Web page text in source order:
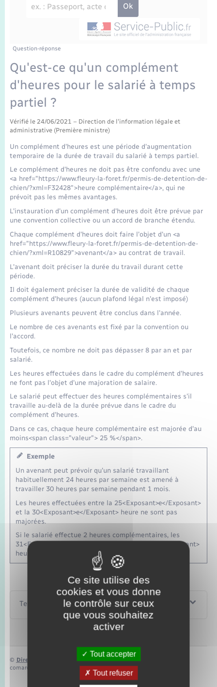
Etat-civil - Papiers - Citoyenneté
Parrainage civil
Recensement
Concessions funéraires
Nouvel habitant
Numérique
Organisation d’événement
Sécurité - Prévention
Seniors
Transports
Transports scolaires
Voirie et espace public
Travaux - Autorisation d’occupation de l’espace
Plan interactif
La Communauté de communes
Question-réponse
Qu'est-ce qu'un complément
d'heures pour le salarié à temps
partiel ?
Vérifié le 24/06/2021 – Direction de l'information légale et
administrative (Première ministre)
Un complément d'heures est une période d'augmentation
temporaire de la durée de travail du salarié à temps partiel.
Le complément d'heures ne doit pas être confondu avec une
<a href="https://www.fleury-la-foret.fr/permis-de-detention-de-
chien/?xml=F32428">heure complémentaire</a>, qui ne
prévoit pas les mêmes avantages.
L'instauration d'un complément d'heures doit être prévue par
une convention collective ou un accord de branche étendu.
Chaque complément d'heures doit faire l'objet d'un <a
href="https://www.fleury-la-foret.fr/permis-de-detention-de-
chien/?xml=R10829">avenant</a> au contrat de travail.
L'avenant doit préciser la durée du travail durant cette
période.
Il doit également préciser la durée de validité de chaque
complément d'heures (aucun plafond légal n'est imposé)
Plusieurs avenants peuvent être conclus dans l'année.
Le nombre de ces avenants est fixé par la convention ou
l'accord.
Toutefois, ce nombre ne doit pas dépasser 8 par an et par
salarié.
Les heures effectuées dans le cadre du complément d'heures
ne font pas l'objet d'une majoration de salaire.
Le salarié peut effectuer des heures complémentaires s'il
travaille au-delà de la durée prévue dans le cadre du
complément d'heures.
Dans ce cas, chaque heure complémentaire est majorée d'au
moins<span class="valeur"> 25 %</span>.
Exemple
Un avenant peut prévoir qu'un salarié travaillant
habituellement 24 heures par semaine est amené à
travailler 30 heures par semaine pendant 1 mois.
Les heures effectuées entre la 25<Exposant>e</Exposant>
et la 30<Exposant>e</Exposant> heure ne sont pas
majorées.
Si le salarié effectue 2 heures complémentaires, les
31<Exposant>e</Exposant> et 32<Exposant>e</Exposant>
heures sont majorées de 25% minimum.
Textes de référence
© Direction de l’information légale et administrative
comarquage developpé parbaseo.io
Ce site utilise des
cookies et vous donne
le contrôle sur ceux
que vous souhaitez
activer
Tout accepter
Tout refuser